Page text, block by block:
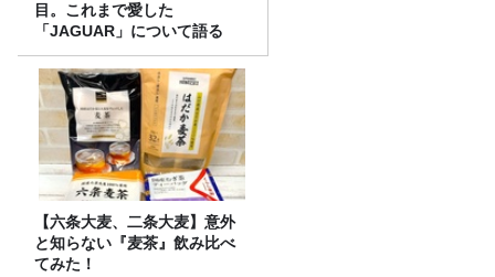
目。これまで愛した
「JAGUAR」について語る
【六条大麦、二条大麦】意外
と知らない『麦茶』飲み比べ
てみた！